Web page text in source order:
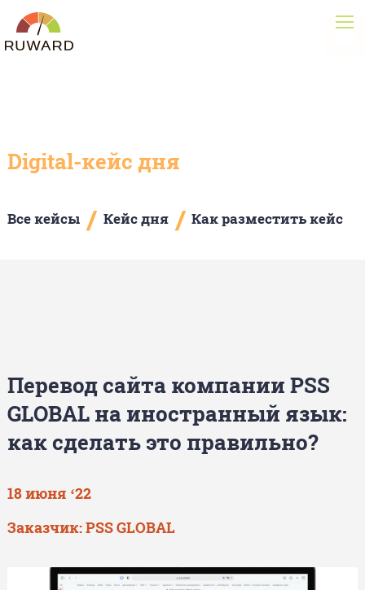
Digital-кейс дня
Все кейсы / Кейс дня / Как разместить кейс
Перевод сайта компании PSS
GLOBAL на иностранный язык:
как сделать это правильно?
18 июня ‘22
Заказчик: PSS GLOBAL